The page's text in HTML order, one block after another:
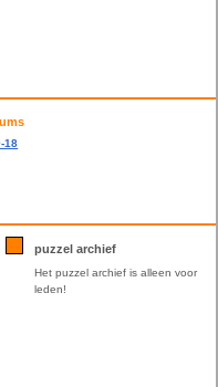
18
puzzel archief
Het puzzel archief is alleen voor
leden!